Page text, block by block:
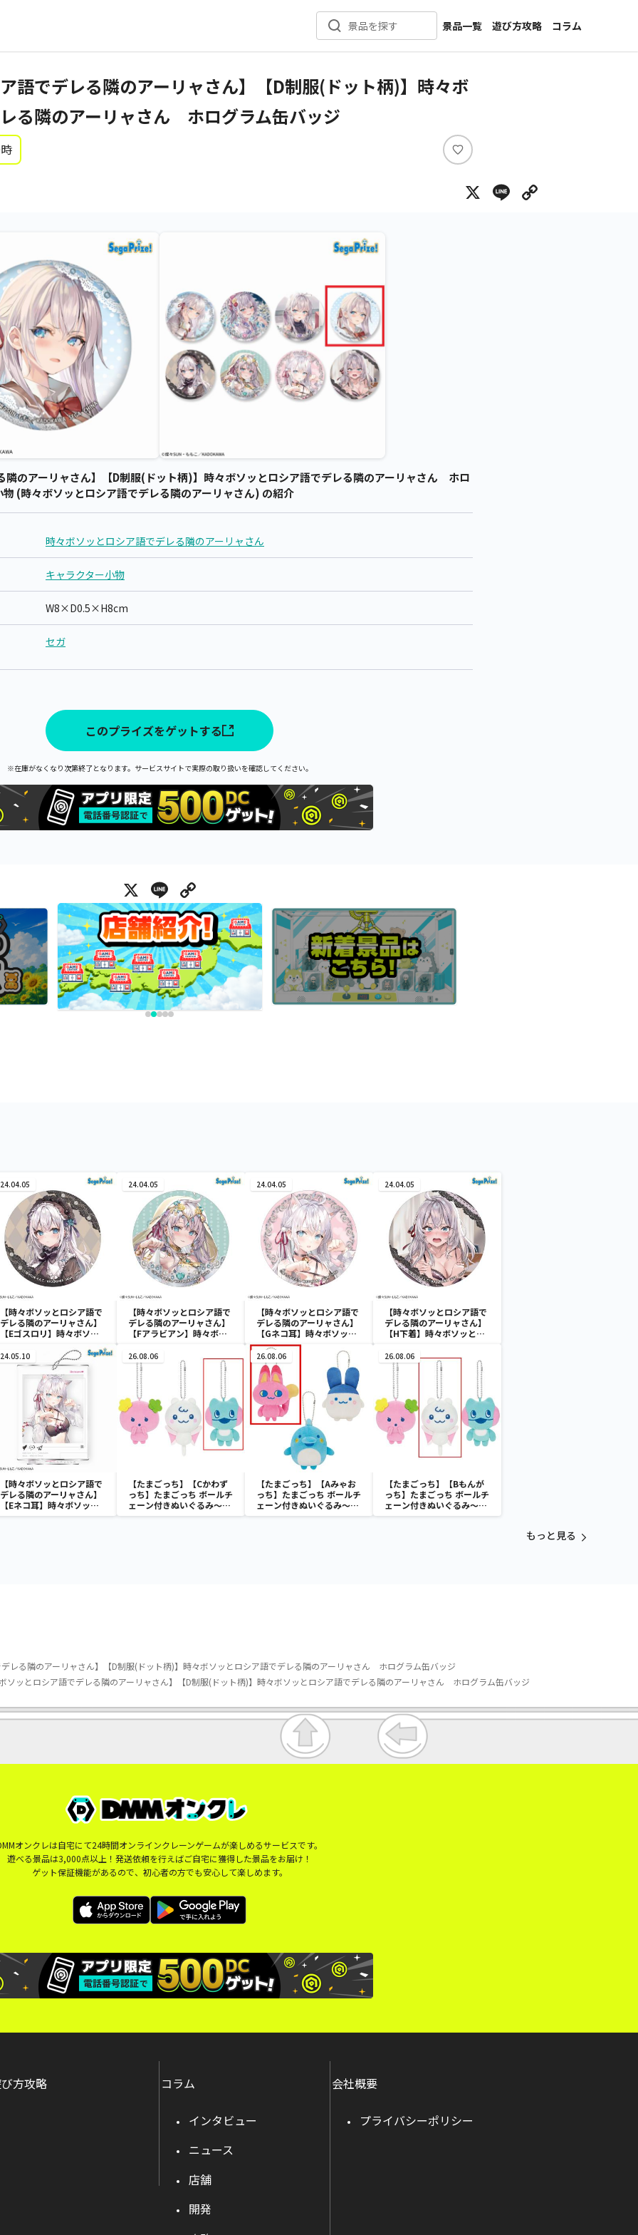
景品を探す
景品一覧
新着景品
カテゴリ一覧
遊び方攻略
コラム
インタビュー
語でデレる隣のアーリャさん】【D制服(ドット柄)】時々ボ
る隣のアーリャさん ホログラム缶バッジ
い
ね
X Line
隣のアーリャさん】【D制服(ドット柄)】時々ボソッとロシア語でデレる隣のアーリャさん ホロ
(時々ボソッとロシア語でデレる隣のアーリャさん) の紹介
時々ボソッとロシア語でデレる隣のアーリャさん
キャラクター小物
W8×D0.5×H8cm
セガ
このプライズをゲットする
※在庫がなくなり次第終了となります。サービスサイトで実際の取り扱いを確認してください。
X Line
24.04.05
【時々ボソッとロシア語で
デレる隣のアーリャさん】
【Eゴスロリ】時々ボソッ
ーリャさん ホログラム缶
バッジ
24.04.05
【時々ボソッとロシア語で
デレる隣のアーリャさん】
【Fアラビアン】時々ボソ
アーリャさん ホログラム
缶バッジ
24.04.05
【時々ボソッとロシア語で
デレる隣のアーリャさん】
【Gネコ耳】時々ボソッと
ロシア語でデレる隣のアー
リャさん ホログラム缶バ
ッジ
24.04.05
【時々ボソッとロシア語で
デレる隣のアーリャさん】
【H下着】時々ボソッとロ
ャさん ホログラム缶バッ
ジ
24.05.10
【時々ボソッとロシア語で
デレる隣のアーリャさん】
【Eネコ耳】時々ボソッと
ロシア語でデレる隣のアー
26.08.06
【たまごっち】【Cかわず
っち】たまごっち ボールチ
ェーン付きぬいぐるみ～
Tamagotchi Paradise～
26.08.06
【たまごっち】【Aみゃお
っち】たまごっち ボールチ
ェーン付きぬいぐるみ～
Tamagotchi Paradise～
26.08.06
【たまごっち】【Bもんが
っち】たまごっち ボールチ
ェーン付きぬいぐるみ～
Tamagotchi Paradise～
もっと見る
レる隣のアーリャさん】【D制服(ドット柄)】時々ボソッとロシア語でデレる隣のアーリャさん ホログラム缶バッジ
ソッとロシア語でデレる隣のアーリャさん】【D制服(ドット柄)】時々ボソッとロシア語でデレる隣のアーリャさん ホログラム缶バッジ
オンクレは自宅にて24時間オンラインクレーンゲームが楽しめるサービスです。
遊べる景品は3,000点以上！発送依頼を行えばご自宅に獲得した景品をお届け！
ゲット保証機能があるので、初心者の方でも安心して楽しめます。
方攻略 コラム
インタビュー
ニュース
店舗
開発
会社概要
プライバシーポリシー